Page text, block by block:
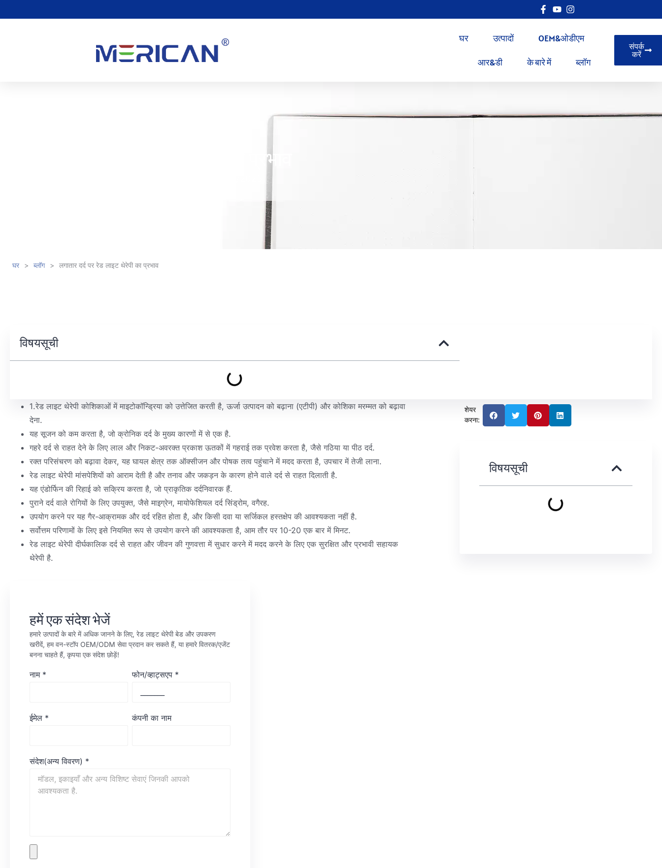
घर उत्पादों OEM&ओडीएम
आर&डी के बारे में ब्लॉग
संपर्क
करें
लगातार दर्द पर रेड लाइट थेरेपी का प्रभाव
घर > ब्लॉग > लगातार दर्द पर रेड लाइट थेरेपी का प्रभाव
विषयसूची
1.रेड लाइट थेरेपी कोशिकाओं में माइटोकॉन्ड्रिया को उत्तेजित करती है, ऊर्जा उत्पादन को बढ़ाना (एटीपी) और कोशिका मरम्मत को बढ़ावा
देना.
यह सूजन को कम करता है, जो क्रोनिक दर्द के मुख्य कारणों में से एक है.
गहरे दर्द से राहत देने के लिए लाल और निकट-अवरक्त प्रकाश ऊतकों में गहराई तक प्रवेश करता है, जैसे गठिया या पीठ दर्द.
रक्त परिसंचरण को बढ़ावा देकर, यह घायल क्षेत्र तक ऑक्सीजन और पोषक तत्व पहुंचाने में मदद करता है, उपचार में तेजी लाना.
रेड लाइट थेरेपी मांसपेशियों को आराम देती है और तनाव और जकड़न के कारण होने वाले दर्द से राहत दिलाती है.
यह एंडोर्फिन की रिहाई को सक्रिय करता है, जो प्राकृतिक दर्दनिवारक हैं.
पुराने दर्द वाले रोगियों के लिए उपयुक्त, जैसे माइग्रेन, मायोफेशियल दर्द सिंड्रोम, वगैरह.
उपयोग करने पर यह गैर-आक्रामक और दर्द रहित होता है, और किसी दवा या सर्जिकल हस्तक्षेप की आवश्यकता नहीं है.
सर्वोत्तम परिणामों के लिए इसे नियमित रूप से उपयोग करने की आवश्यकता है, आम तौर पर 10-20 एक बार में मिनट.
रेड लाइट थेरेपी दीर्घकालिक दर्द से राहत और जीवन की गुणवत्ता में सुधार करने में मदद करने के लिए एक सुरक्षित और प्रभावी सहायक
थेरेपी है.
हमें एक संदेश भेजें
हमारे उत्पादों के बारे में अधिक जानने के लिए, रेड लाइट थेरेपी बेड और उपकरण
खरीदें, हम वन-स्टॉप OEM/ODM सेवा प्रदान कर सकते हैं, या हमारे वितरक/एजेंट
बनना चाहते हैं, कृपया एक संदेश छोड़ें!
नाम * फोन/व्हाट्सएप *
ईमेल * कंपनी का नाम
संदेश(अन्य विवरण) *
शेयर
करना:
विषयसूची